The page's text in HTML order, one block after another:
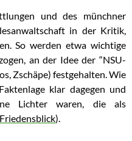
und des münchner
in der Kritik,
So werden etwa wichtige
an der Idee der “NSU-
Zschäpe) festgehalten. Wie
klar dagegen und
Lichter waren, die als
Friedensblick).